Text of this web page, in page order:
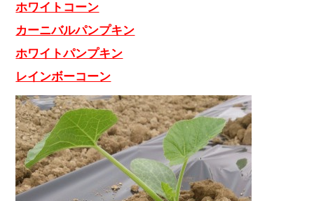
ホワイトコーン
カーニバルパンプキン
ホワイトパンプキン
レインボーコーン